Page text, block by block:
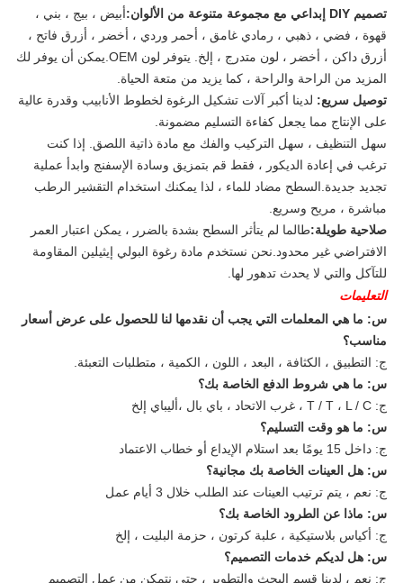
تصميم DIY إبداعي مع مجموعة متنوعة من الألوان:
أبيض ، بيج ، بني ،
قهوة ، فضي ، ذهبي ، رمادي غامق ، أحمر وردي ، أخضر ، أزرق فاتح ،
أزرق داكن ، أخضر ، لون متدرج ، إلخ. يتوفر لون OEM.يمكن أن يوفر لك
المزيد من الراحة والراحة ، كما يزيد من متعة الحياة.
توصيل سريع: لدينا أكبر آلات تشكيل الرغوة لخطوط الأنابيب وقدرة عالية
على الإنتاج مما يجعل كفاءة التسليم مضمونة.
سهل التنظيف ، سهل التركيب والفك مع مادة ذاتية اللصق. إذا كنت
ترغب في إعادة الديكور ، فقط قم بتمزيق وسادة الإسفنج وابدأ عملية
تجديد جديدة.السطح مضاد للماء ، لذا يمكنك استخدام التقشير الرطب
مباشرة ، مريح وسريع.
صلاحية طويلة:طالما لم يتأثر السطح بشدة بالضرر ، يمكن اعتبار العمر
الافتراضي غير محدود.نحن نستخدم مادة رغوة البولي إيثيلين المقاومة
للتآكل والتي لا يحدث تدهور لها.
التعليمات
س: ما هي المعلمات التي يجب أن نقدمها لنا للحصول على عرض أسعار
مناسب؟
ج: التطبيق ، الكثافة ، البعد ، اللون ، الكمية ، متطلبات التعبئة.
س: ما هي شروط الدفع الخاصة بك؟
ج: T / T ، L / C ، غرب الاتحاد ، باي بال ،
أليباي إلخ
س: ما هو وقت التسليم؟
ج: داخل 15 يومًا بعد استلام الإيداع أو خطاب الاعتماد
س: هل العينات الخاصة بك مجانية؟
ج: نعم ، يتم ترتيب العينات عند الطلب خلال 3 أيام عمل
س: ماذا عن الطرود الخاصة بك؟
ج: أكياس بلاستيكية ، علبة كرتون ، حزمة البليت ، إلخ
س: هل لديكم خدمات التصميم؟
ج: نعم ، لدينا قسم البحث والتطوير ، حتى نتمكن من عمل التصميم